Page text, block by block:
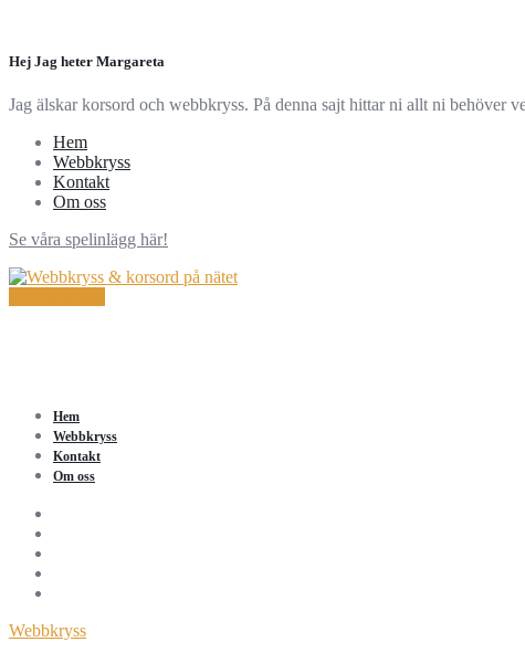
Hej Jag heter Margareta
Jag älskar korsord och webbkryss. På denna sajt hittar ni allt ni behöver
Hem
Webbkryss
Kontakt
Om oss
Se våra spelinlägg här!
Hem
Webbkryss
Kontakt
Om oss
Webbkryss